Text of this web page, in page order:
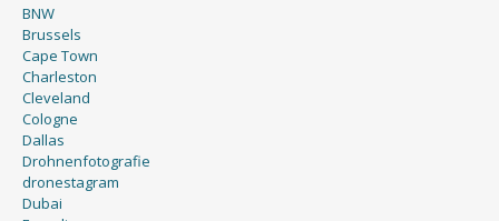
BNW
Brussels
Cape Town
Charleston
Cleveland
Cologne
Dallas
Drohnenfotografie
dronestagram
Dubai